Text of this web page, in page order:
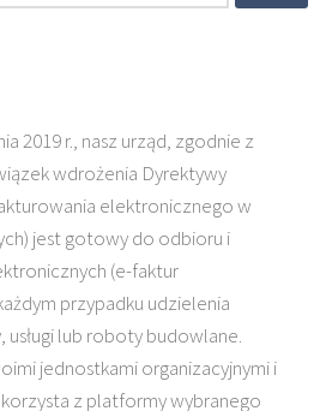
2019 r., nasz urząd, zgodnie z
wdrożenia Dyrektywy
elektronicznego w
jest gotowy do odbioru i
(e-faktur
przypadku udzielenia
lub roboty budowlane.
jednostkami organizacyjnymi i
z platformy wybranego